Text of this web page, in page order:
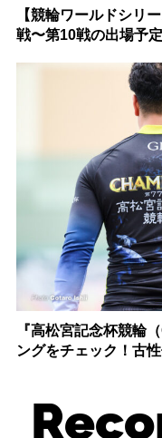
【競輪ワールドシリ
戦〜第10戦の出場予
『高松宮記念杯競輪
ングをチェック！古